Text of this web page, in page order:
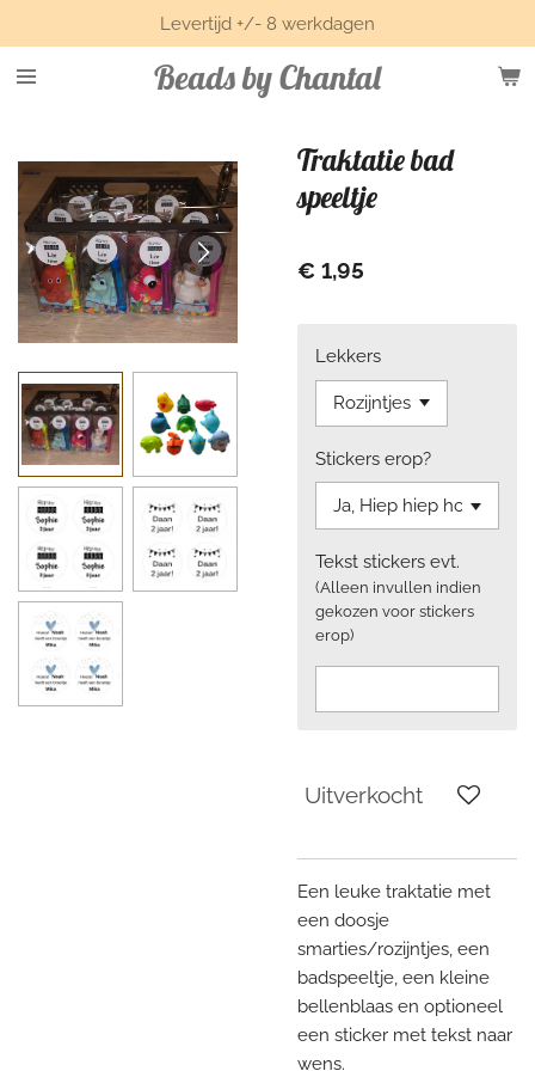
direct
naar
Beads by Chantal
Levertijd +/- 8 werkdagen
Traktatie bad
speeltje
€ 1,95
Lekkers
Stickers erop?
Tekst stickers evt.
(Alleen invullen indien
gekozen voor stickers
erop)
Uitverkocht
Een leuke traktatie met
een doosje
smarties/rozijntjes, een
badspeeltje, een kleine
bellenblaas en optioneel
een sticker met tekst naar
wens.